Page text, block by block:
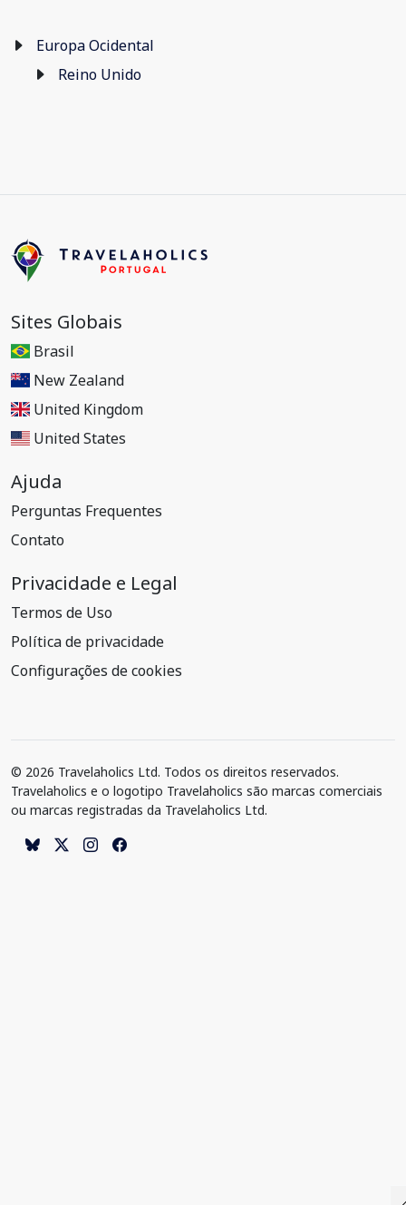
Europa Ocidental
Reino Unido
Sites Globais
Brasil
New Zealand
United Kingdom
United States
Ajuda
Perguntas Frequentes
Contato
Privacidade e Legal
Termos de Uso
Política de privacidade
Configurações de cookies
© 2026 Travelaholics Ltd. Todos os direitos reservados.
Travelaholics e o logotipo Travelaholics são marcas comerciais
ou marcas registradas da Travelaholics Ltd.